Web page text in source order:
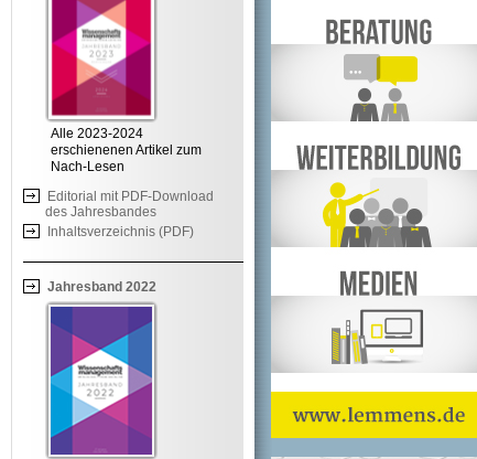
Alle 2023-2024
erschienenen Artikel zum
Nach-Lesen
Editorial mit PDF-Download
des Jahresbandes
Inhaltsverzeichnis (PDF)
Jahresband 2022